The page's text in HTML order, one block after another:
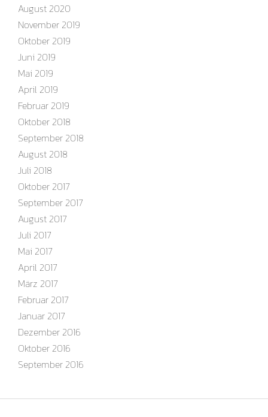
August 2020
November 2019
Oktober 2019
Juni 2019
Mai 2019
April 2019
Februar 2019
Oktober 2018
September 2018
August 2018
Juli 2018
Oktober 2017
September 2017
August 2017
Juli 2017
Mai 2017
April 2017
März 2017
Februar 2017
Januar 2017
Dezember 2016
Oktober 2016
September 2016